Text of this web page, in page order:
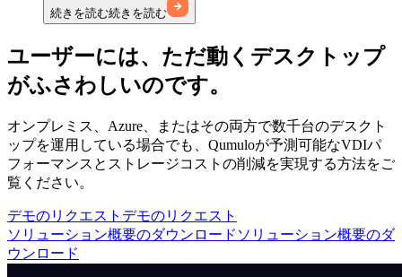
続きを読む続きを読む
ユーザーには、ただ動くデスクトップ
がふさわしいのです。
オンプレミス、Azure、またはその両方で数千台のデスクト
ップを運用している場合でも、Qumuloが予測可能なVDIパ
フォーマンスとストレージコストの削減を実現する方法をご
覧ください。
デモのリクエスト デモのリクエスト
ソリューション概要のダウンロード ソリューション概要のダ
ウンロード